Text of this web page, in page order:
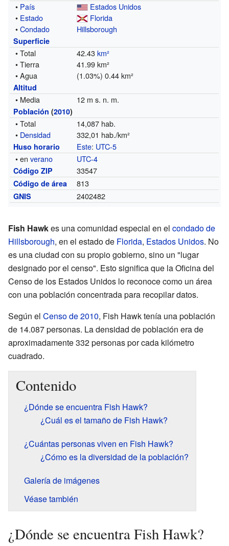
• País
Estados Unidos
• Estado
Florida
•Condado Hillsborough
Superficie
• Total 42.43km²
• Tierra
41.99 km²
• Agua
(1.03%) 0.44 km²
Altitud
• Media 12 m s. n. m.
Población (2010)
• Total
14,087 hab.
• Densidad 332,01 hab./km²
Huso horario Este: UTC-5
• enverano UTC-4
Código ZIP 33547
Código de área 813
GNIS 2402482
Fish Hawkes una comunidad especial en el condado de
Hillsborough, en el estado de Florida, Estados Unidos. No
es una ciudad con su propio gobierno, sino un "lugar
designado por el censo". Esto significa que la Oficina del
Censo de los Estados Unidos lo reconoce como un área
con una población concentrada para recopilar datos.
Según el Censo de 2010, Fish Hawk tenía una población
de 14.087 personas. La densidad de población era de
aproximadamente 332 personas por cada kilómetro
cuadrado.
Contenido
¿Dónde se encuentra Fish Hawk?
¿Cuál es el tamaño de Fish Hawk?
¿Cuántas personas viven en Fish Hawk?
¿Cómo es la diversidad de la población?
Galería de imágenes
Véase también
¿Dónde se encuentra Fish Hawk?